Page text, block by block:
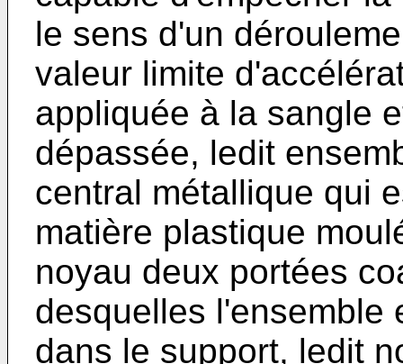
le sens d'un
valeur limite
appliquée à la sangle
dépassée, ledit
central métallique qui
matière plastique
noyau deux portées
desquelles l'ensemble
dans le support, ledit